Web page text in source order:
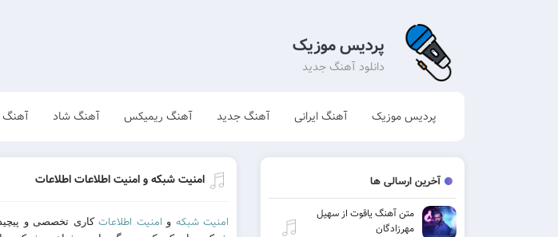
پردیس موزیک
دانلود آهنگ جدید
پردیس موزیک آهنگ ایرانی آهنگ جدید آهنگ ریمیکس آهنگ شاد آهنگ
آخرین ارسالی ها
متن آهنگ یاقوت از سهیل
مهرزادگان
امنیت شبکه و امنیت اطلاعات اطلاعات
امنیت شبکه و امنیت اطلاعاتکاری تخصصی و